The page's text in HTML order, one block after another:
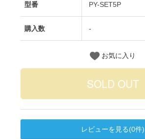
型番 PY-SET5P
購入数 -
お気に入り
レビューを見る(0件)